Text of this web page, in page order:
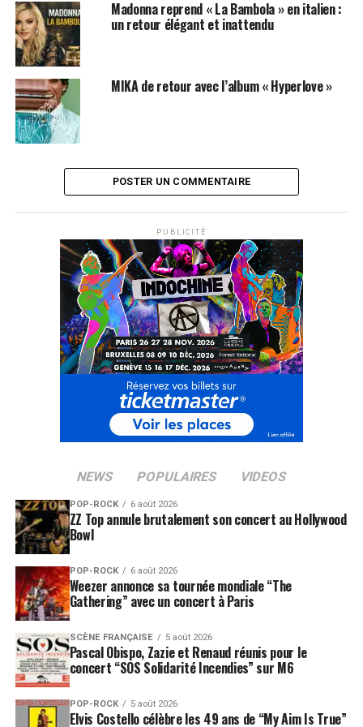
Madonna reprend « La Bambola » en italien :
un retour élégant et inattendu
MIKA de retour avec l’album « Hyperlove »
POSTER UN COMMENTAIRE
PUBLICITÉ
NEWS POPULAIRES VIDEOS
POP-ROCK 6 août 2026
ZZ Top annule brutalement son concert au Hollywood
Bowl
POP-ROCK 6 août 2026
Weezer annonce sa tournée mondiale “The
Gathering” avec un concert à Paris
SCÈNE FRANÇAISE 5 août 2026
Pascal Obispo, Zazie et Renaud réunis pour le
concert “SOS Solidarité Incendies” sur M6
POP-ROCK 5 août 2026
Elvis Costello célèbre les 49 ans de “My Aim Is True”